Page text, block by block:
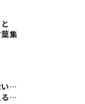
集
い…
！